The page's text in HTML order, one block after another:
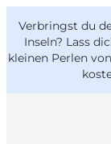
Verbringst du
Inseln? Lass
kleinen Perlen
VisitFyn
Deutsch